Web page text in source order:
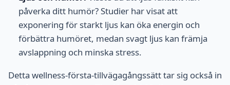
påverka ditt humör? Studier har visat att
exponering för starkt ljus kan öka energin och
förbättra humöret, medan svagt ljus kan främja
avslappning och minska stress.
Detta wellness-första-tillvägagångssätt tar sig också in